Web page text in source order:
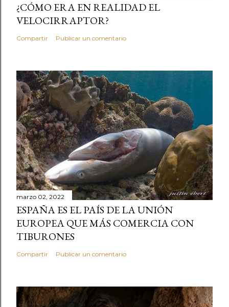
¿CÓMO ERA EN REALIDAD EL
VELOCIRRAPTOR?
Compartir Publicar un comentario
marzo 02, 2022
ESPAÑA ES EL PAÍS DE LA UNIÓN
EUROPEA QUE MÁS COMERCIA CON
TIBURONES
Compartir Publicar un comentario